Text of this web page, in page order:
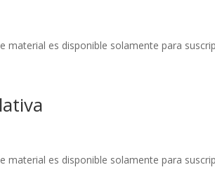
material es disponible solamente para
material es disponible solamente para